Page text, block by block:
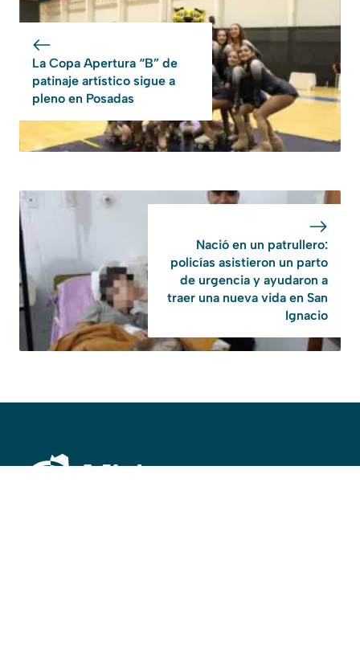
La Copa Apertura “B” de
patinaje artístico sigue a
pleno en Posadas
Nació en un patrullero:
policías asistieron un parto
de urgencia y ayudaron a
traer una nueva vida en San
Ignacio